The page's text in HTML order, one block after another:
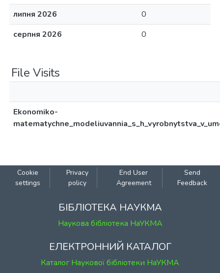
липня 2026
0
серпня 2026
0
File Visits
Ekonomiko-
Cookie
settings
Privacy
policy
End User
Agreement
Send
Feedback
БІБЛІОТЕКА НАУКМА
Наукова бібліотека НаУКМА
ЕЛЕКТРОННИЙ КАТАЛОГ
Каталог Наукової бібліотеки НаУКМА